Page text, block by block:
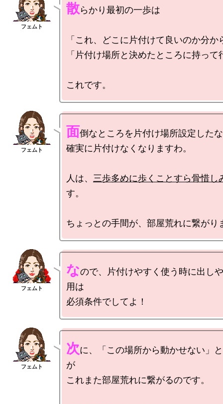
散らかり最初の一歩は
「これ、どこに片付けて良いのか分か
「片付け場所と決めたところに持って
面倒なところを片付け場所設定した
確実に片付けなくなりますわ。
人は、 三歩多めに歩くことすら骨惜し
す。
なので、片付けやすく使う時に出し
用は
次に、「この場所から動かせない」
が
これまた部屋荒れに繋がるのです。